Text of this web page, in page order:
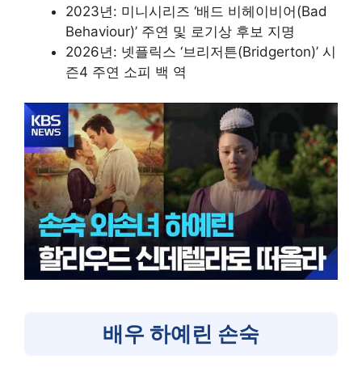
2023년: 미니시리즈 ‘배드 비헤이비어(Bad
Behaviour)’ 주연 및 로기상 후보 지명
2026년: 넷플릭스 ‘브리저튼(Bridgerton)’ 시
즌4 주연 소피 백 역
배우 하예린 손숙